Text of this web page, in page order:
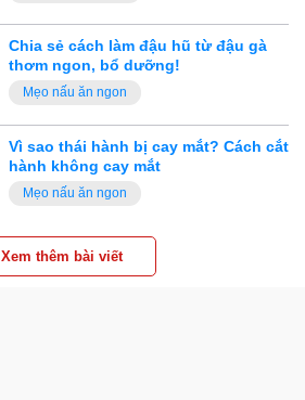
Chia sẻ cách làm đậu hũ từ đậu gà
thơm ngon, bổ dưỡng!
Mẹo nấu ăn ngon
Vì sao thái hành bị cay mắt? Cách cắt
hành không cay mắt
Mẹo nấu ăn ngon
Xem thêm bài viết